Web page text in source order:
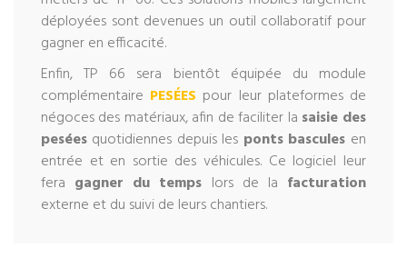
déployées sont devenues un outil collaboratif pour
gagner en efficacité.
Enfin, TP 66 sera bientôt équipée du module
complémentaire PESÉES pour leur plateformes de
négoces des matériaux, afin de faciliter la saisie des
pesées quotidiennes depuis les ponts bascules en
entrée et en sortie des véhicules. Ce logiciel leur
fera gagner du temps lors de la facturation
externe et du suivi de leurs chantiers.